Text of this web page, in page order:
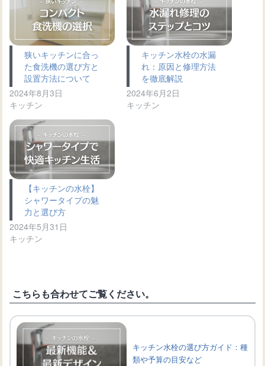
狭いキッチンに合っ
た食洗機の選び方と
設置方法について
2024年8月3日
キッチン
キッチン水栓の水漏
れ：原因と修理方法
を徹底解説
2024年6月2日
キッチン
【キッチンの水栓】
シャワータイプの魅
力と選び方
2024年5月31日
キッチン
こちらも合わせてご覧ください。
キッチン水栓の選び方ガイド：種
類や予算の目安など